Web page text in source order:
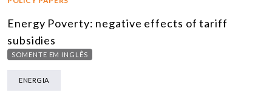
Energy Poverty: negative effects of tariff
subsidies
SOMENTE EM INGLÊS
ENERGIA